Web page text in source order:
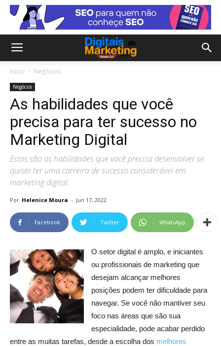
Início Negócios
Negócios
As habilidades que você
precisa para ter sucesso no
Marketing Digital
Estas são as habilidades que você precisa desenvolver se
quiser ter uma carreira de sucesso considerável em
marketing digital.
Por Helenice Moura - Jun 17, 2022
Facebook Twitter WhatsApp
O setor digital é amplo, e iniciantes
ou profissionais de marketing que
desejam alcançar melhores
posições podem ter dificuldade para
navegar. Se você não mantiver seu
foco nas áreas que são sua
especialidade, pode acabar perdido
entre as muitas tarefas, desde a escolha dos melhores